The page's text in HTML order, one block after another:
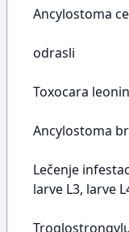
Ancylostoma
odrasli
Toxocara
Ancylostoma
Lečenje
larve L3, larve